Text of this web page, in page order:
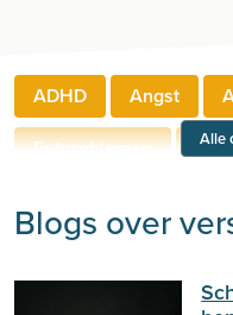
ADHD Angst
Eetproblemen
Alle
Blogs over